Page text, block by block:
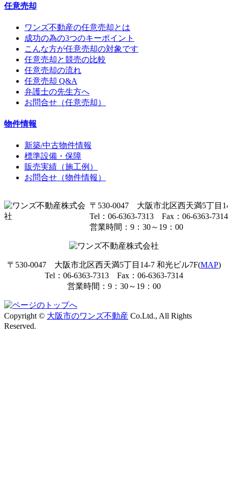
任意売却
ワンズ不動産の任意売却とは
成功の為の3つのキーポイント
こんな方が任意売却の対象です
任意売却と競売の比較
任意売却の流れ
任意売却 Q&A
弁護士の先生方へ
お問合せ（任意売却）
物件情報
新築/中古物件情報
標準設備・保障
販売実績（施工例）
お問合せ（物件情報）
〒530-0047 大阪市北区西天満5丁目
Tel：06-6363-7313 Fax：06-6363-7314
営業時間：9：30～19：00
〒530-0047 大阪市北区西天満5丁目14-7 和光ビル7F(MAP)
Tel：06-6363-7313 Fax：06-6363-7314
営業時間：9：30～19：00
Copyright © 大阪市のワンズ不動産 Co.Ltd., All Rights
Reserved.